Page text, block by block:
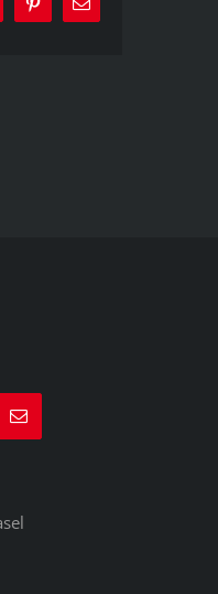
Pinterest
E-
Mail